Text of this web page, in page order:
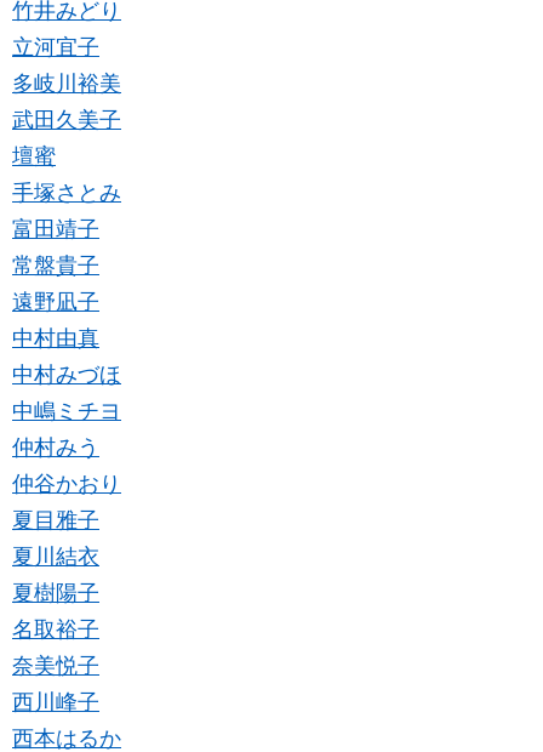
竹井みどり
立河宜子
多岐川裕美
武田久美子
壇蜜
手塚さとみ
富田靖子
常盤貴子
遠野凪子
中村由真
中村みづほ
中嶋ミチヨ
仲村みう
仲谷かおり
夏目雅子
夏川結衣
夏樹陽子
名取裕子
奈美悦子
西川峰子
西本はるか